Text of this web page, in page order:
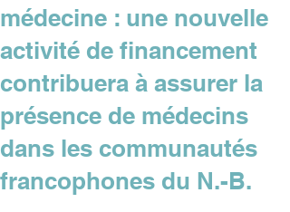
médecine : une nouvelle
activité de financement
contribuera à assurer la
présence de médecins
dans les communautés
francophones du N.-B.